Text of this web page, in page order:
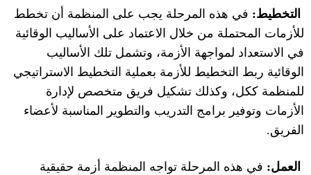
التخطيط: في هذه المرحلة يجب على المنظمة أن تخطط
للأزمات المحتملة من خلال الاعتماد على الأساليب الوقائية
في الاستعداد لمواجهة الأزمة، وتشمل تلك الأساليب
الوقائية ربط التخطيط للأزمة بعملية التخطيط الاستراتيجي
للمنظمة ككل، وكذلك تشكيل فريق متخصص لإدارة
الأزمات وتوفير برامج التدريب والتطوير المناسبة لأعضاء
الفريق.
العمل: في هذه المرحلة تواجه المنظمة أزمة حقيقية